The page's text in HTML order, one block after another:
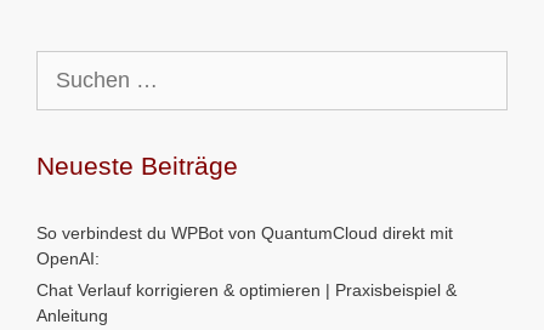
nach:
Neueste Beiträge
So verbindest du WPBot von QuantumCloud direkt mit
OpenAI:
Chat Verlauf korrigieren & optimieren | Praxisbeispiel &
Anleitung